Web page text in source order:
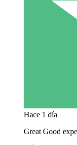
Hace 1 día
Great Good